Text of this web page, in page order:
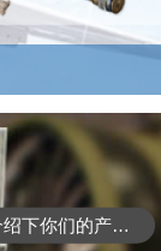
可以介绍下你们的产品么？
如何购买产品？